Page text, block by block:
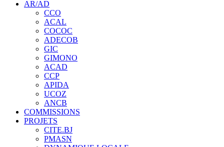
AR/AD
CCO
ACAL
COCOC
ADECOB
GIC
GIMONO
ACAD
CCP
APIDA
UCOZ
ANCB
COMMISSIONS
PROJETS
CITE.BJ
PMASN